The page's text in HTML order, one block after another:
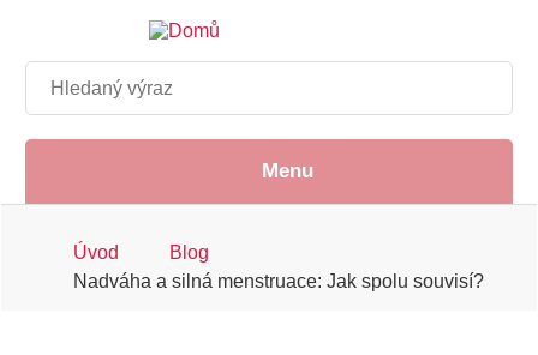
obsahu
Hledat
Menu
Drobečková
navigace
Úvod
Blog
Nadváha a silná menstruace: Jak spolu souvisí?